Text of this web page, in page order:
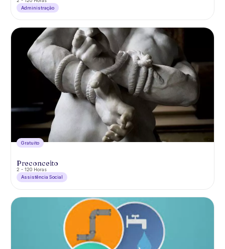
Administração
Gratuíto
Preconceito
2 - 120 Horas
Assistência Social